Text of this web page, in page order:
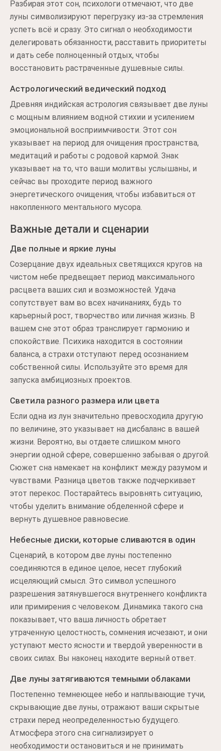
Разбирая этот сон, психологи отмечают, что две
луны символизируют перегрузку из-за стремления
успеть всё и сразу. Это сигнал о необходимости
делегировать обязанности, расставить приоритеты
и дать себе полноценный отдых, чтобы
восстановить растраченные душевные силы.
Астрологический ведический подход
Древняя индийская астрология связывает две луны
с мощным влиянием водной стихии и усилением
эмоциональной восприимчивости. Этот сон
указывает на период для очищения пространства,
медитаций и работы с родовой кармой. Знак
указывает на то, что ваши молитвы услышаны, и
сейчас вы проходите период важного
энергетического очищения, чтобы избавиться от
накопленного ментального мусора.
Важные детали и сценарии
Две полные и яркие луны
Созерцание двух идеальных светящихся кругов на
чистом небе предвещает период максимального
расцвета ваших сил и возможностей. Удача
сопутствует вам во всех начинаниях, будь то
карьерный рост, творчество или личная жизнь. В
вашем сне этот образ транслирует гармонию и
спокойствие. Психика находится в состоянии
баланса, а страхи отступают перед осознанием
собственной силы. Используйте это время для
запуска амбициозных проектов.
Светила разного размера или цвета
Если одна из лун значительно превосходила другую
по величине, это указывает на дисбаланс в вашей
жизни. Вероятно, вы отдаете слишком много
энергии одной сфере, совершенно забывая о другой.
Сюжет сна намекает на конфликт между разумом и
чувствами. Разница цветов также подчеркивает
этот перекос. Постарайтесь выровнять ситуацию,
чтобы уделить внимание обделенной сфере и
вернуть душевное равновесие.
Небесные диски, которые сливаются в один
Сценарий, в котором две луны постепенно
соединяются в единое целое, несет глубокий
исцеляющий смысл. Это символ успешного
разрешения затянувшегося внутреннего конфликта
или примирения с человеком. Динамика такого сна
показывает, что ваша личность обретает
утраченную целостность, сомнения исчезают, и они
уступают место ясности и твердой уверенности в
своих силах. Вы наконец находите верный ответ.
Две луны затягиваются темными облаками
Постепенно темнеющее небо и наплывающие тучи,
скрывающие две луны, отражают ваши скрытые
страхи перед неопределенностью будущего.
Атмосфера этого сна сигнализирует о
необходимости остановиться и не принимать